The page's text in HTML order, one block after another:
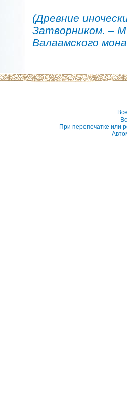
(Древние
Затворником. –
Валаамского
При перепечатке или